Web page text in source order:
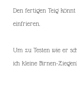
Den fertigen Teig
einfrieren.
Um zu Testen wie er
ich kleine Birnen-